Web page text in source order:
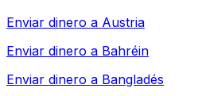
Enviar dinero a Austria
Enviar dinero a Bahréin
Enviar dinero a Bangladés